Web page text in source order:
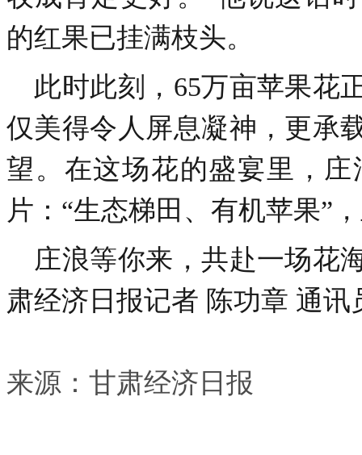
的红果已挂满枝头。
此时此刻，65万亩苹果花
仅美得令人屏息凝神，更承
望。在这场花的盛宴里，
片：“生态梯田、有机苹果”
庄浪等你来，共赴一场花
肃经济日报记者 陈功章 通讯
来源：甘肃经济日报